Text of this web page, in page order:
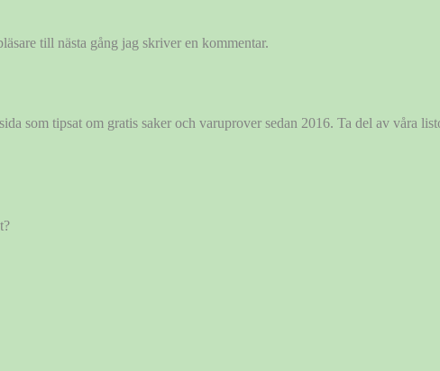
till nästa gång jag skriver en kommentar.
som tipsat om gratis saker och varuprover sedan 2016. Ta del av våra